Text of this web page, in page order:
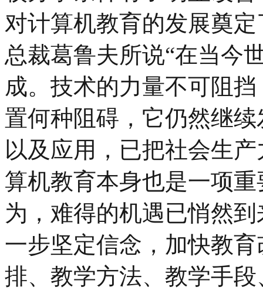
对计算机教育的发展奠
总裁葛鲁夫所说“在当今
成。技术的力量不可阻
置何种阻碍，它仍然继
以及应用，已把社会生
算机教育本身也是一项
为，难得的机遇已悄然
一步坚定信念，加快教
排、教学方法、教学手